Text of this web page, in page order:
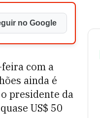
no Google
com a
ainda é
presidente da
US$ 50